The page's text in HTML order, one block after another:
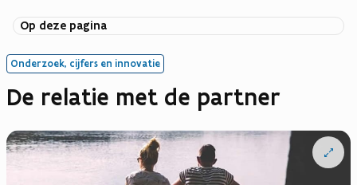
Op deze pagina
Onderzoek, cijfers en innovatie
De relatie met de partner
Open
vergrote